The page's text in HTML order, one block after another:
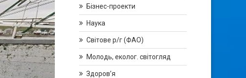
Бізнес-проекти
Наука
Світове р/г (ФАО)
Молодь, еколог. світогляд
Здоров’я